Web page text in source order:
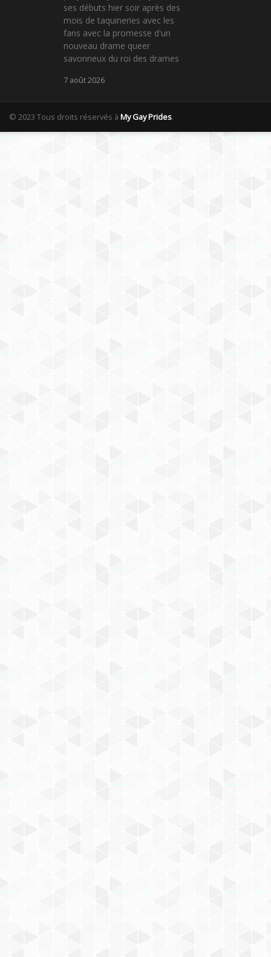
ses débuts hier soir après des
mois de taquineries avec les
fans avec la promesse d'un
nouveau drame queer
savonneux du roi des drames
7 août 2026
© 2023 Tous droits réservés à My Gay Prides.